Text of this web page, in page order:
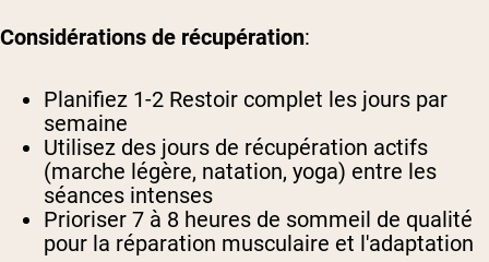
Considérations de récupération:
Planifiez 1-2 Restoir complet les jours par
semaine
Utilisez des jours de récupération actifs
(marche légère, natation, yoga) entre les
séances intenses
Prioriser 7 à 8 heures de sommeil de qualité
pour la réparation musculaire et l'adaptation